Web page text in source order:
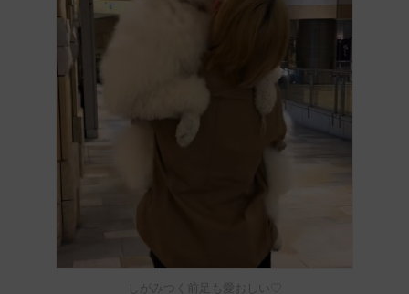
しがみつく前足も愛おしい♡